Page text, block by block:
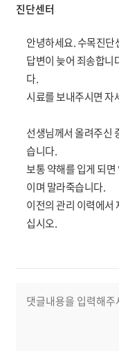
진단센터
안녕하세요. 수목진단
답변이 늦어 죄송합니
다.
시료를 보내주시면 자
선생님께서 올려주신
습니다.
보통 약해를 입게 되
이며 말라죽습니다.
이전의 관리 이력에서
십시오.